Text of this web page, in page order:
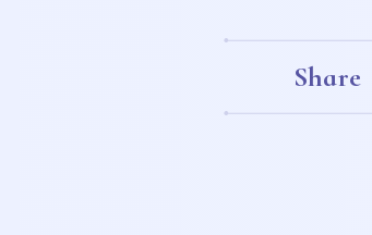
Share